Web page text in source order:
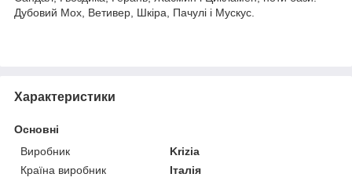
Дубовий Мох, Ветивер, Шкіра, Пачулі і Мускус.
Характеристики
Основні
Виробник
Krizia
Країна виробник
Італія